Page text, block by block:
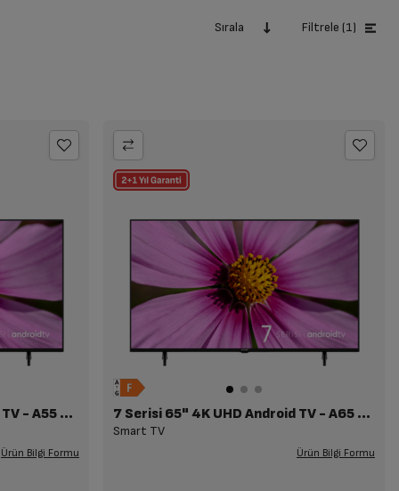
Sırala Filtrele (1)
7 Serisi 55" 4K UHD Android TV - A55 D 790 B
Ürün Bilgi Formu
7 Serisi 65" 4K UHD Android TV - A65 D 790 B
Smart TV
Ürün Bilgi Formu